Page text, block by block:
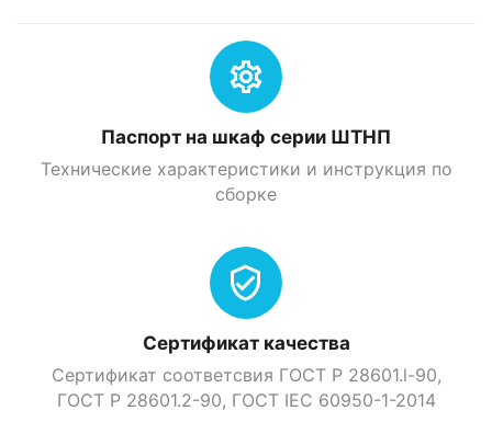
Паспорт на шкаф серии ШТНП
Технические характеристики и инструкция по
сборке
Сертификат качества
Сертификат соответсвия ГОСТ Р 28601.l-90,
ГОСТ Р 28601.2-90, ГOСТ IEC 60950-1-2014